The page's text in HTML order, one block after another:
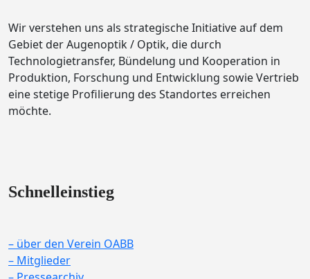
Wir verstehen uns als strategische Initiative auf dem
Gebiet der Augenoptik / Optik, die durch
Technologietransfer, Bündelung und Kooperation in
Produktion, Forschung und Entwicklung sowie Vertrieb
eine stetige Profilierung des Standortes erreichen
möchte.
Schnelleinstieg
– über den Verein OABB
– Mitglieder